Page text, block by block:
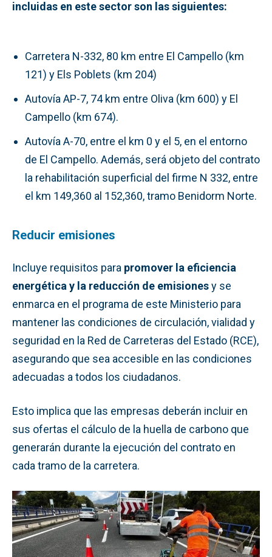
incluidas en este sector son las siguientes:
Carretera N-332, 80 km entre El Campello (km
121) y Els Poblets (km 204)
Autovía AP-7, 74 km entre Oliva (km 600) y El
Campello (km 674).
Autovía A-70, entre el km 0 y el 5, en el entorno
de El Campello. Además, será objeto del contrato
la rehabilitación superficial del firme N 332, entre
el km 149,360 al 152,360, tramo Benidorm Norte.
Reducir emisiones
Incluye requisitos para promover la eficiencia
energética y la reducción de emisionesy se
enmarca en el programa de este Ministerio para
mantener las condiciones de circulación, vialidad y
seguridad en la Red de Carreteras del Estado (RCE),
asegurando que sea accesible en las condiciones
adecuadas a todos los ciudadanos.
Esto implica que las empresas deberán incluir en
sus ofertas el cálculo de la huella de carbono que
generarán durante la ejecución del contrato en
cada tramo de la carretera.